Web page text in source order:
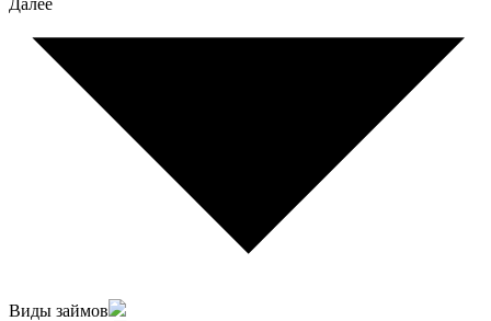
Виды займов